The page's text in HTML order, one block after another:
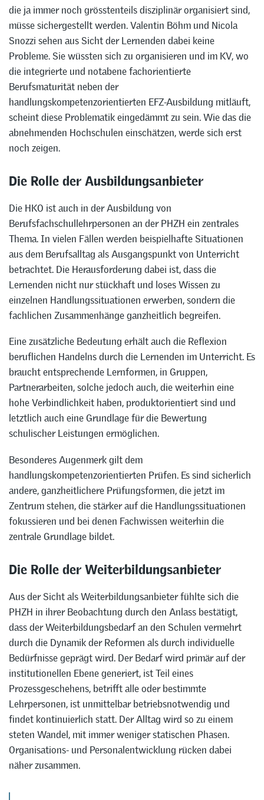
die ja immer noch grösstenteils disziplinär organisiert sind,
müsse sichergestellt werden. Valentin Böhm und Nicola
Snozzi sehen aus Sicht der Lernenden dabei keine
Probleme. Sie wüssten sich zu organisieren und im KV, wo
die integrierte und notabene fachorientierte
Berufsmaturität neben der
handlungskompetenzorientierten EFZ-Ausbildung mitläuft,
scheint diese Problematik eingedämmt zu sein. Wie das die
abnehmenden Hochschulen einschätzen, werde sich erst
noch zeigen.
Die Rolle der Ausbildungsanbieter
Die HKO ist auch in der Ausbildung von
Berufsfachschullehrpersonen an der PHZH ein zentrales
Thema. In vielen Fällen werden beispielhafte Situationen
aus dem Berufsalltag als Ausgangspunkt von Unterricht
betrachtet. Die Herausforderung dabei ist, dass die
Lernenden nicht nur stückhaft und loses Wissen zu
einzelnen Handlungssituationen erwerben, sondern die
fachlichen Zusammenhänge ganzheitlich begreifen.
Eine zusätzliche Bedeutung erhält auch die Reflexion
beruflichen Handelns durch die Lernenden im Unterricht. Es
braucht entsprechende Lernformen, in Gruppen,
Partnerarbeiten, solche jedoch auch, die weiterhin eine
hohe Verbindlichkeit haben, produktorientiert sind und
letztlich auch eine Grundlage für die Bewertung
schulischer Leistungen ermöglichen.
Besonderes Augenmerk gilt dem
handlungskompetenzorientierten Prüfen. Es sind sicherlich
andere, ganzheitlichere Prüfungsformen, die jetzt im
Zentrum stehen, die stärker auf die Handlungssituationen
fokussieren und bei denen Fachwissen weiterhin die
zentrale Grundlage bildet.
Die Rolle der Weiterbildungsanbieter
Aus der Sicht als Weiterbildungsanbieter fühlte sich die
PHZH in ihrer Beobachtung durch den Anlass bestätigt,
dass der Weiterbildungsbedarf an den Schulen vermehrt
durch die Dynamik der Reformen als durch individuelle
Bedürfnisse geprägt wird. Der Bedarf wird primär auf der
institutionellen Ebene generiert, ist Teil eines
Prozessgeschehens, betrifft alle oder bestimmte
Lehrpersonen, ist unmittelbar betriebsnotwendig und
findet kontinuierlich statt. Der Alltag wird so zu einem
steten Wandel, mit immer weniger statischen Phasen.
Organisations- und Personalentwicklung rücken dabei
näher zusammen.